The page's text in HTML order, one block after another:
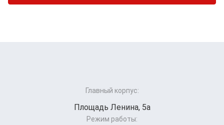
Главный корпус:
Площадь Ленина, 5а
Режим работы: